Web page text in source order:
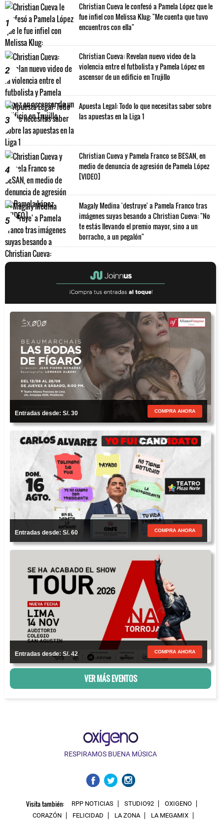
1
Christian Cueva le confesó a Pamela López que le
fue infiel con Melissa Klug: "Me cuenta que tuvo
encuentros con ella"
2
Christian Cueva: Revelan nuevo video de la
violencia entre el futbolista y Pamela López en
ascensor de un edificio en Trujillo
3
Apuesta Legal: Todo lo que necesitas saber sobre
las apuestas en la Liga 1
4
Christian Cueva y Pamela Franco se BESAN, en
medio de denuncia de agresión de Pamela López
[VIDEO]
5
Magaly Medina 'destruye' a Pamela Franco tras
imágenes suyas besando a Christian Cueva: "No
te estás llevando el premio mayor, sino a un
borracho, a un pegalón"
Entradas desde: S/. 30 COMPRA AHORA
Entradas desde: S/. 60 COMPRA AHORA
Entradas desde: S/. 42 COMPRA AHORA
VER MÁS EVENTOS
RESPIRAMOS BUENA MÚSICA
Visita también: RPP NOTICIAS STUDIO92
OXIGENO
CORAZÓN
FELICIDAD LA ZONA LA MEGAMIX